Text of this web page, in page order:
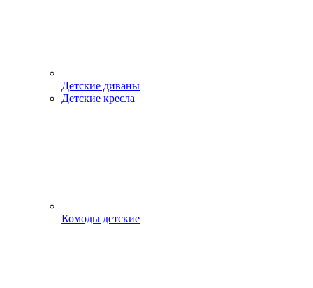
Детские диваны
Детские кресла
Комоды детские